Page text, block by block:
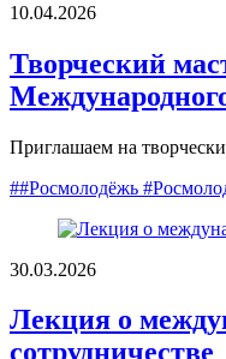
10.04.2026
Творческий
Приглашаем на
##Росмолодёжь
30.03.2026
Лекция о
сотрудничестве